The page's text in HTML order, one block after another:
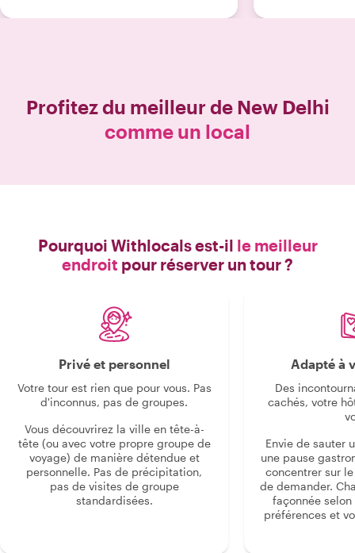
Profitez du meilleur de New Delhi
comme un local
Pourquoi Withlocals est-il le meilleur
endroit pour réserver un tour ?
Privé et personnel
Votre tour est rien que pour vous. Pas
d'inconnus, pas de groupes.
Vous découvrirez la ville en tête-à-
tête (ou avec votre propre groupe de
voyage) de manière détendue et
personnelle. Pas de précipitation,
pas de visites de groupe
standardisées.
Adapté à
Des
cachés, votre
Envie de sauter
une pause
concentrer sur
de demander.
façonnée
préférences et